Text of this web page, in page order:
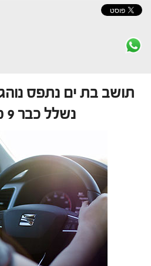
תושב בת ים נתפס
נשלל כבר 9 פעמים